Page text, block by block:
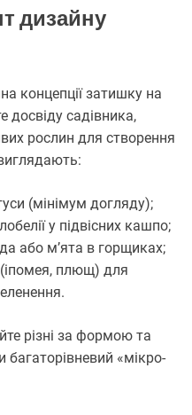
дизайну
концепції затишку на
досвіду садівника,
рослин для створення
(мінімум догляду);
лобелії у підвісних кашпо;
або м’ята в горщиках;
(іпомея, плющ) для
різні за формою та
«мікро-